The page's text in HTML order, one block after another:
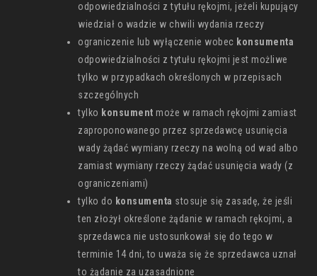
odpowiedzialności z tytułu rękojmi, jeżeli kupujący
wiedział o wadzie w chwili wydania rzeczy
ograniczenie lub wyłączenie wobec konsumenta
odpowiedzialności z tytułu rękojmi jest możliwe
tylko w przypadkach określonych w przepisach
szczególnych
tylko konsument może w ramach rękojmi zamiast
zaproponowanego przez sprzedawcę usunięcia
wady żądać wymiany rzeczy na wolną od wad albo
zamiast wymiany rzeczy żądać usunięcia wady (z
ograniczeniami)
tylko do konsumenta stosuje się zasadę, że jeśli
ten złożył określone żądanie w ramach rękojmi, a
sprzedawca nie ustosunkował się do tego w
terminie 14 dni, to uważa się że sprzedawca uznał
to żądanie za uzasadnione